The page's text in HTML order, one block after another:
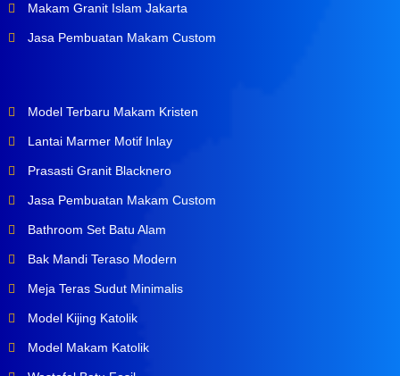
Makam Granit Islam Jakarta
Jasa Pembuatan Makam Custom
Model Terbaru Makam Kristen
Lantai Marmer Motif Inlay
Prasasti Granit Blacknero
Jasa Pembuatan Makam Custom
Bathroom Set Batu Alam
Bak Mandi Teraso Modern
Meja Teras Sudut Minimalis
Model Kijing Katolik
Model Makam Katolik